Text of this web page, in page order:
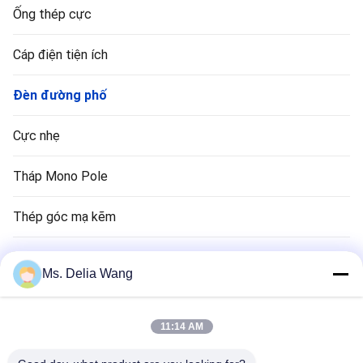
Ống thép cực
Cáp điện tiện ích
Đèn đường phố
Cực nhẹ
Tháp Mono Pole
Thép góc mạ kẽm
Cực đèn giao thông
Đồng Rod Rod
Ms. Delia Wang
11:14 AM